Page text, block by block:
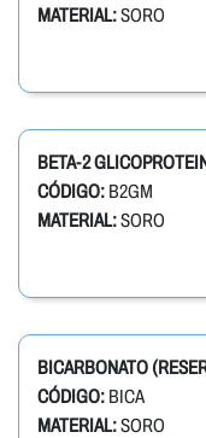
MATERIAL:SORO
BETA-2
CÓDIGO: B2GM
MATERIAL:SORO
BICARBONATO
CÓDIGO: BICA
MATERIAL:SORO